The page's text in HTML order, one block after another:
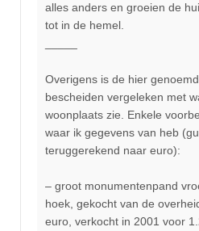
alles anders en groeien de
tot in de hemel.
Overigens is de hier
bescheiden vergeleken met
woonplaats zie. Enkele
waar ik gegevens van heb
teruggerekend naar euro):
– groot monumentenpand
hoek, gekocht van de
euro, verkocht in 2001 voor